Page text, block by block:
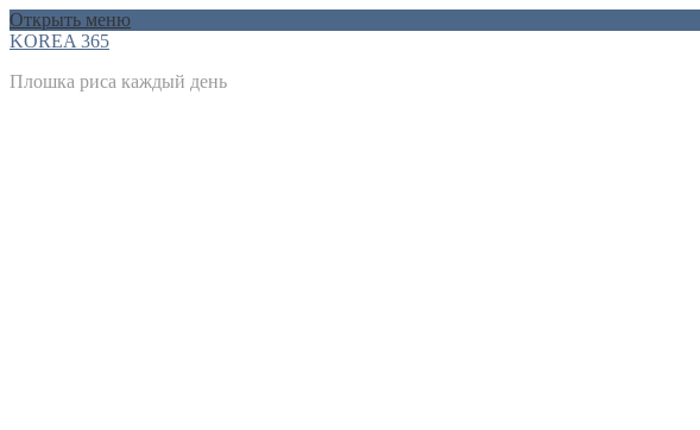
Открыть меню
KOREA 365
Плошка риса каждый день